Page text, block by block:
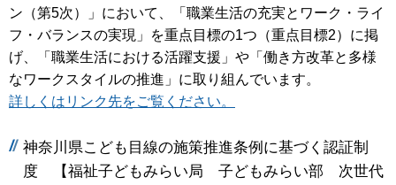
ン（第5次）」において、「職業生活の充実とワーク・ライ
フ・バランスの実現」を重点目標の1つ（重点目標2）に掲
げ、「職業生活における活躍支援」や「働き方改革と多様
なワークスタイルの推進」に取り組んでいます。
詳しくはリンク先をご覧ください。
神奈川県こども目線の施策推進条例に基づく認証制
度 【福祉子どもみらい局 子どもみらい部 次世代